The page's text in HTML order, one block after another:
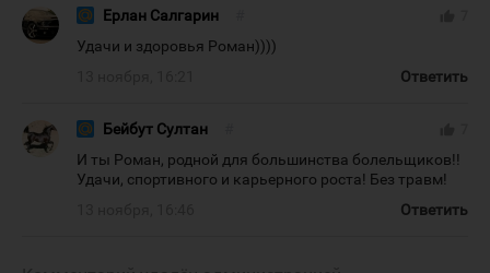
Ерлан Салгарин
Удачи и здоровья Роман))))
Ответить
Бейбут Султан
И ты Роман, родной для большинства болельщиков!!
Удачи, спортивного и карьерного роста! Без травм!
Ответить